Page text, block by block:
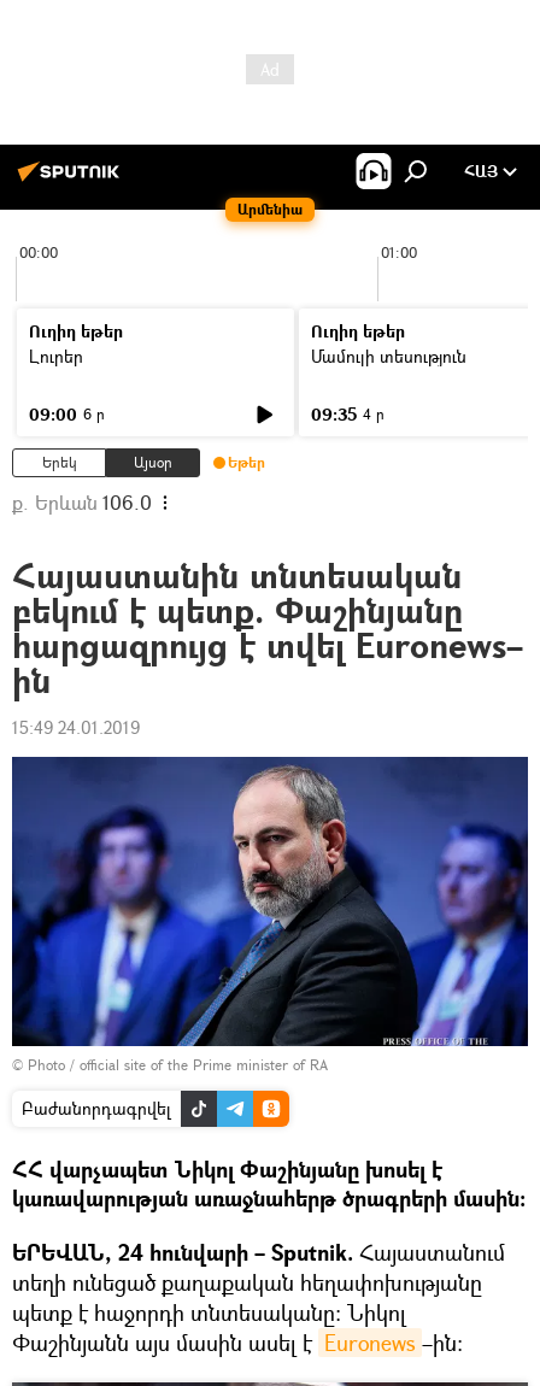
Արմենիա
ՀԱՅ
00:00 01:00
Ուղիղ եթեր
Լուրեր
09:00 6 ր
Ուղիղ եթեր
Մամուլի տեսություն
09:35 4 ր
Երեկ Այսօր Եթեր
ք. Երևան 106.0
Հայաստանին տնտեսական
բեկում է պետք. Փաշինյանը
հարցազրույց է տվել Euronews–
ին
15:49 24.01.2019
© Photo / official site of the Prime minister of RA
Բաժանորդագրվել
ՀՀ վարչապետ Նիկոլ Փաշինյանը խոսել է
կառավարության առաջնահերթ ծրագրերի մասին։
ԵՐԵՎԱՆ, 24 հունվարի – Sputnik. Հայաստանում
տեղի ունեցած քաղաքական հեղափոխությանը
պետք է հաջորդի տնտեսականը։ Նիկոլ
Փաշինյանն այս մասին ասել է Euronews –ին։